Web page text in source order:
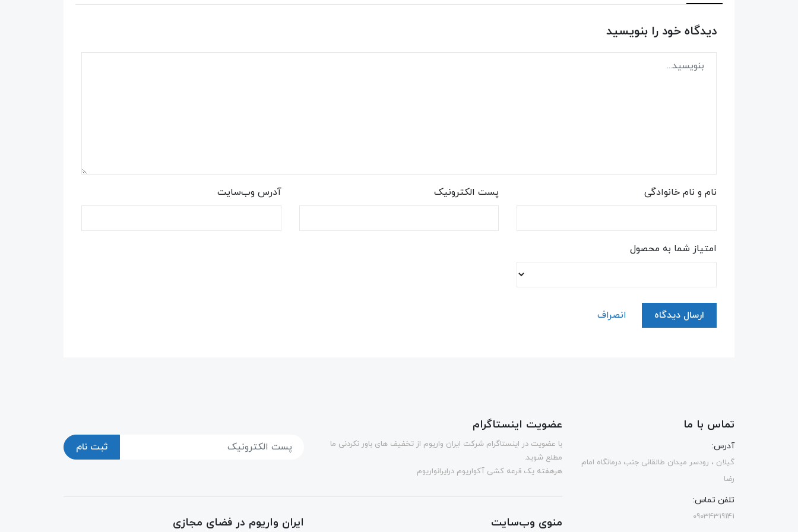
دیدگاه خود را بنویسید
نام و نام خانوادگی پست الکترونیک آدرس وب‌سایت
امتیاز شما به محصول
ارسال دیدگاه انصراف
تماس با ما
آدرس:
گیلان ، رودسر میدان طالقانی جنب درمانگاه امام
رضا
تلفن تماس:
09034319141
عضویت اینستاگرام
با عضویت در اینستاگرام شرکت ایران واریوم از تخفیف های باور نکردنی ما
مطلع شوید.
هرهفته یک قرعه کشی آکواریوم درایرانواریوم
ثبت نام
منوی وب‌سایت ایران واریوم در فضای مجازی